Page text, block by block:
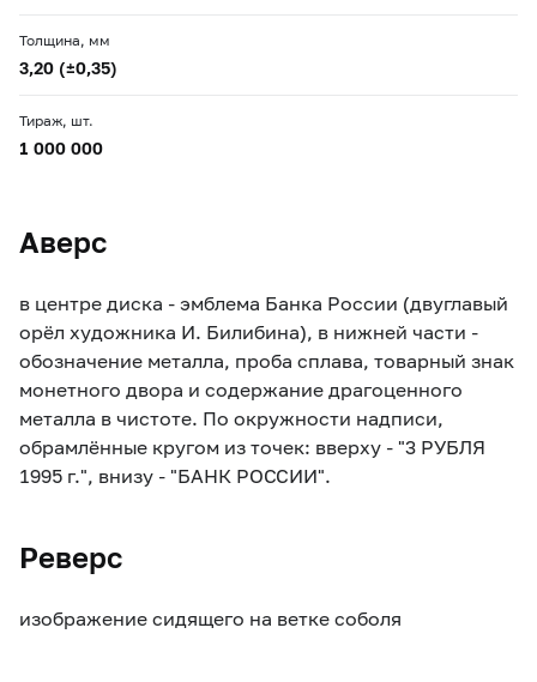
Толщина, мм
3,20 (±0,35)
Тираж, шт.
1 000 000
Аверс
в центре диска - эмблема Банка России (двуглавый
орёл художника И. Билибина), в нижней части -
обозначение металла, проба сплава, товарный знак
монетного двора и содержание драгоценного
металла в чистоте. По окружности надписи,
обрамлённые кругом из точек: вверху - "3 РУБЛЯ
1995 г.", внизу - "БАНК РОССИИ".
Реверс
изображение сидящего на ветке соболя